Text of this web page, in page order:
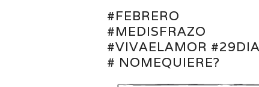
#FEBRERO
#MEDISFRAZO
#VIVAELAMOR
# NOMEQUIERE?